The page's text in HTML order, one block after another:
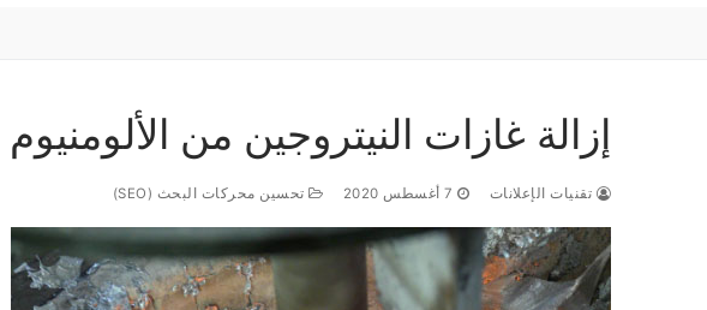
إزالة غازات النيتروجين من الألومنيوم
تقنيات الإعلانات 7 أغسطس 2020 تحسين محركات البحث (SEO)